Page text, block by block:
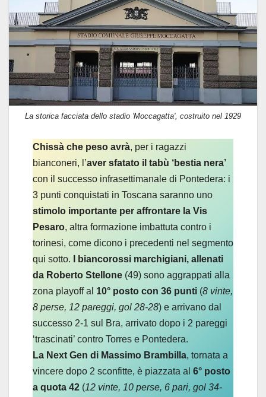
La storica facciata dello stadio 'Moccagatta', costruito nel 1929
Chissà che peso avrà, per i ragazzi
bianconeri, l’aver sfatato il tabù ‘bestia nera’
con il successo infrasettimanale di Pontedera: i
3 punti conquistati in Toscana saranno uno
stimolo importante per affrontare la Vis
Pesaro, altra formazione imbattuta contro i
torinesi, come dicono i precedenti nel segmento
qui sotto.
I biancorossi marchigiani, allenati
da Roberto Stellone (49) sono aggrappati alla
zona playoff al 10° posto con 36 punti (8 vinte,
8 perse, 12 pareggi, gol 28-28) e arrivano dal
successo 2-1 sul Bra, arrivato dopo i 2 pareggi
‘trascinati’ contro Torres e Pontedera.
La Next Gen di Massimo Brambilla, tornata a
vincere dopo 2 sconfitte, è piazzata al 6° posto
a quota 42 (12 vinte, 10 perse, 6 pari, gol 34-